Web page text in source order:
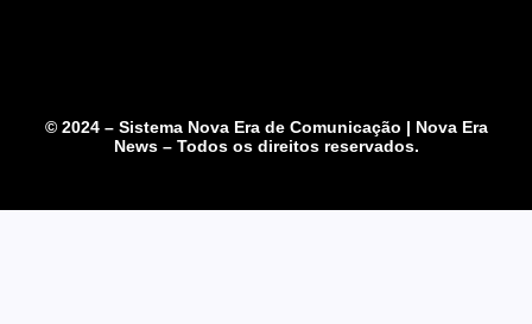
© 2024 – Sistema Nova Era de Comunicação | Nova Era
News – Todos os direitos reservados.